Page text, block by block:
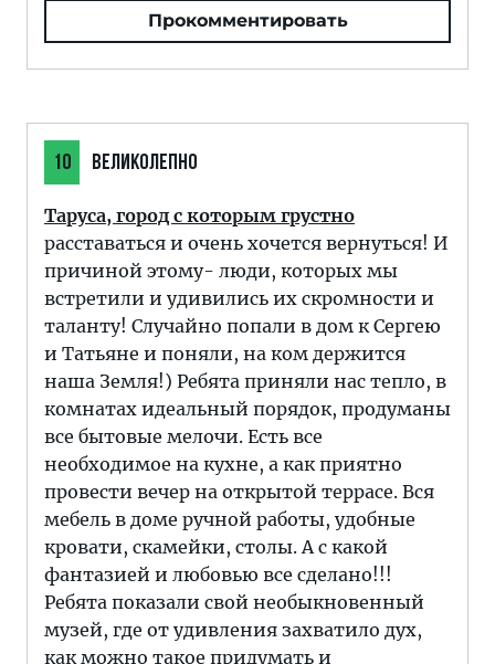
Прокомментировать
10 ВЕЛИКОЛЕПНО
Таруса, город с которым грустно
расставаться и очень хочется вернуться! И
причиной этому- люди, которых мы
встретили и удивились их скромности и
таланту! Случайно попали в дом к Сергею
и Татьяне и поняли, на ком держится
наша Земля!) Ребята приняли нас тепло, в
комнатах идеальный порядок, продуманы
все бытовые мелочи. Есть все
необходимое на кухне, а как приятно
провести вечер на открытой террасе. Вся
мебель в доме ручной работы, удобные
кровати, скамейки, столы. А с какой
фантазией и любовью все сделано!!!
Ребята показали свой необыкновенный
музей, где от удивления захватило дух,
как можно такое придумать и